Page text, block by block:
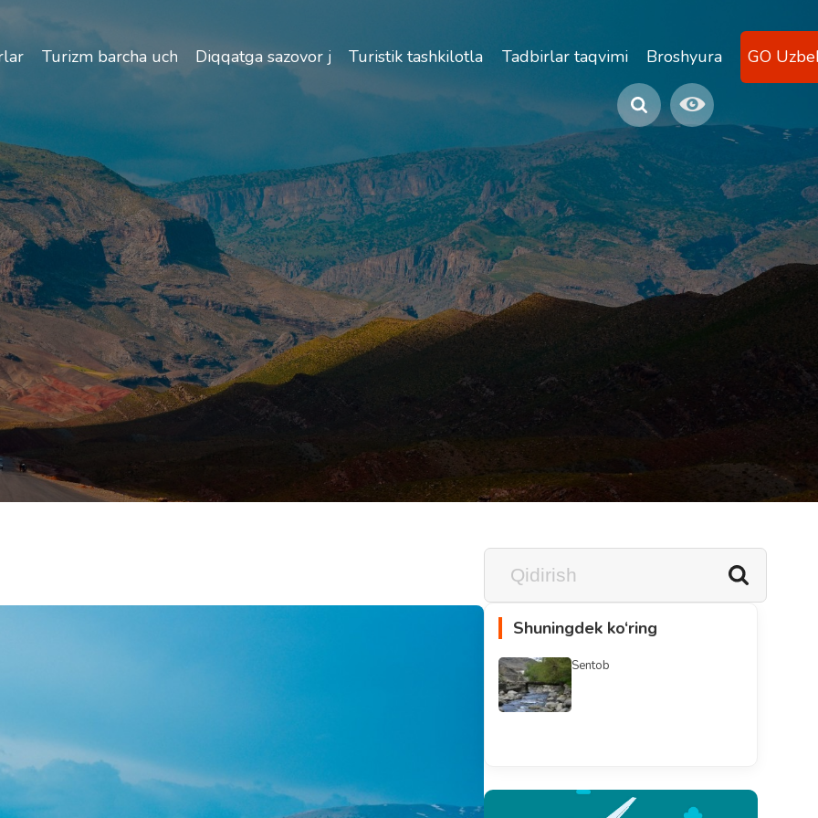
Turizm barcha uchunDiqqatga sazovor joylarTuristik tashkilotlar uchunTadbirlar taqvimi Broshyura GO
Shuningdek ko‘ring
Sentob